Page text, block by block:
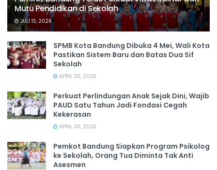
Mutu Pendidikan di Sekolah
JULI 13, 2026
SPMB Kota Bandung Dibuka 4 Mei, Wali Kota
Pastikan Sistem Baru dan Batas Dua Sif
Sekolah
APRIL 30, 2026
Perkuat Perlindungan Anak Sejak Dini, Wajib
PAUD Satu Tahun Jadi Fondasi Cegah
Kekerasan
APRIL 30, 2026
Pemkot Bandung Siapkan Program Psikolog
ke Sekolah, Orang Tua Diminta Tak Anti
Asesmen